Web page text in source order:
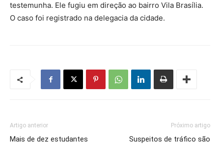
testemunha. Ele fugiu em direção ao bairro Vila Brasília.
O caso foi registrado na delegacia da cidade.
Artigo anterior
Mais de dez estudantes
Próximo artigo
Suspeitos de tráfico são